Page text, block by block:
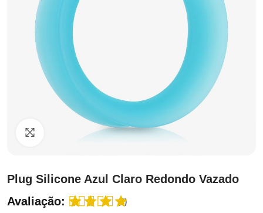
Clique para ampliar
Plug Silicone Azul Claro Redondo Vazado
Avaliação:
(2)